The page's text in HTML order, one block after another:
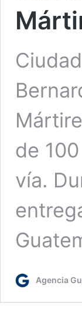
de
vía.
Agencia